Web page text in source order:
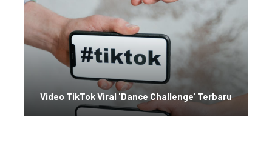
Video TikTok Viral 'Dance Challenge' Terbaru